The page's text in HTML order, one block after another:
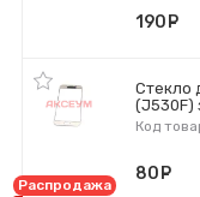
190
Стекло
(J530F)
Код
Распродажа
80